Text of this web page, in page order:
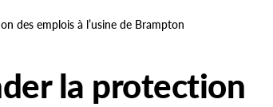
des emplois à l’usine de Brampton
la protection